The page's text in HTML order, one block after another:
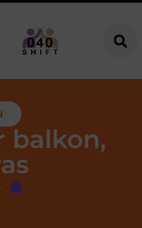
balkon,